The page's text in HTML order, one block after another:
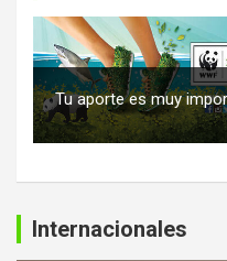
Tu aporte es muy
Internacionales